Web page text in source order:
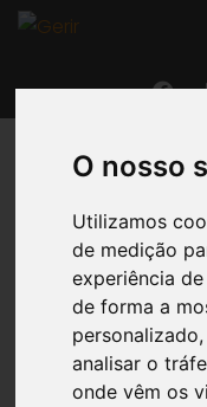
O nosso
Utilizamos
de medição
experiência
de forma a
analisar o
onde vêm os
Projetos
O GERIR® permite
definindo as
tarefas,